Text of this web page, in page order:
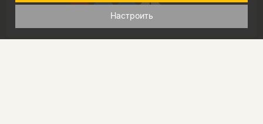
Настроить